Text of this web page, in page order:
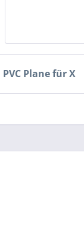
PVC Plane für X